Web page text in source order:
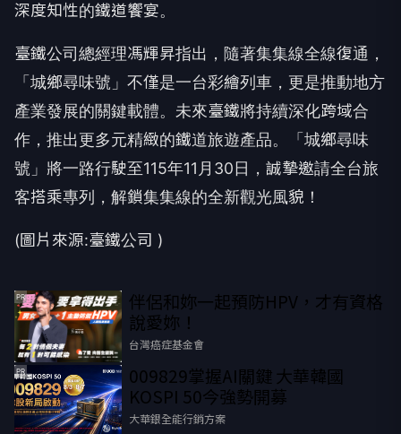
深度知性的鐵道饗宴。
臺鐵公司總經理馮輝昇指出，隨著集集線全線復通，
「城鄉尋味號」不僅是一台彩繪列車，更是推動地方
產業發展的關鍵載體。未來臺鐵將持續深化跨域合
作，推出更多元精緻的鐵道旅遊產品。「城鄉尋味
號」將一路行駛至115年11月30日，誠摯邀請全台旅
客搭乘專列，解鎖集集線的全新觀光風貌！
(圖片來源:臺鐵公司 )
PR
伴侶和妳一起預防HPV，才有資格
說愛妳！
台灣癌症基金會
PR
009829掌握AI關鍵 大華韓國
KOSPI 50今強勢開募
大華銀全能行銷方案